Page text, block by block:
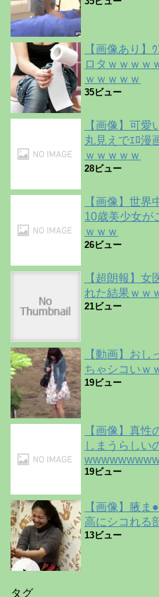
【画像あり】
ロタｗｗｗｗ
ｗｗｗｗｗ
35ビュー
【画像】可愛
丸見えでｴﾛ漫
ｗｗｗｗｗ
28ビュー
【画像】世界
10歳美少女が
ｗｗｗ
26ビュー
【超朗報】女
れた結果ｗｗ
21ビュー
【動画】おし
ちゃシコいｗ
19ビュー
【画像】真性
しまうらしい
19ビュー
【画像】腋
高にシコれる
13ビュー
タグ